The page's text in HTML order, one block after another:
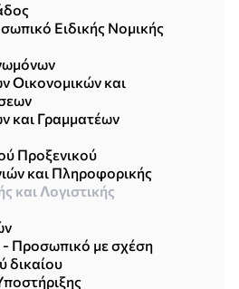
Ειδικής Νομικής
Οικονομικών και
και Γραμματέων
Προξενικού
και Πληροφορικής
και Λογιστικής
Προσωπικό με σχέση
δικαίου